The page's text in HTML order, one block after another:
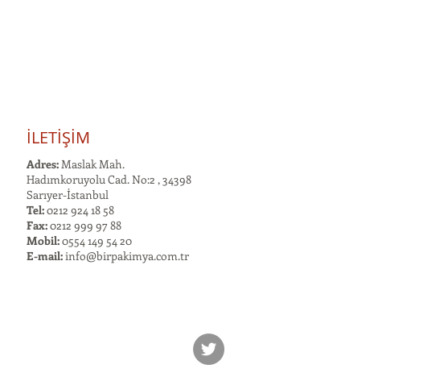
İLETİŞİM
Adres:Maslak Mah.
Hadımkoruyolu Cad. No:2 , 34398
Sarıyer-İstanbul
Tel:0212 924 18 58
Fax:0212 999 97 88
Mobil:0554 149 54 20
E-mail:info@birpakimya.com.tr